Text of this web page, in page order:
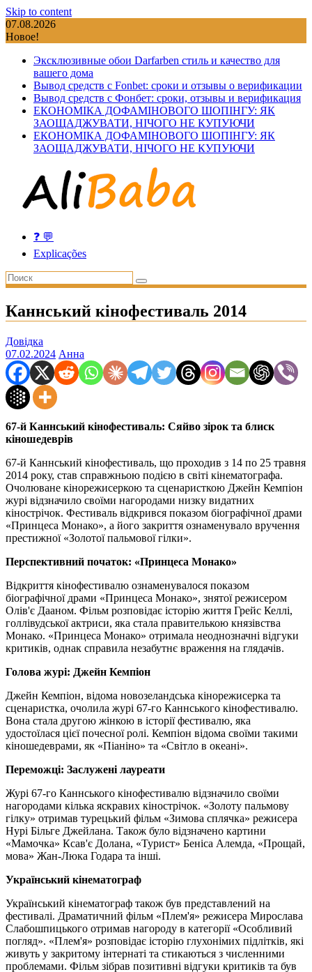
Skip to content
07.08.2026
Новое!
Эксклюзивные обои Darfarben стиль и качество для
вашего дома
Вывод средств с Fonbet: сроки и отзывы о верификации
Вывод средств с Фонбет: сроки, отзывы и верификация
ЕКОНОМІКА ДОФАМІНОВОГО ШОПІНГУ: ЯК
ЗАОЩАДЖУВАТИ, НІЧОГО НЕ КУПУЮЧИ
ЕКОНОМІКА ДОФАМІНОВОГО ШОПІНГУ: ЯК
ЗАОЩАДЖУВАТИ, НІЧОГО НЕ КУПУЮЧИ
❓ 💬
Explicações
Каннський кінофестиваль 2014
Довідка
07.02.2024 Анна
67-й Каннський кінофестиваль: Сяйво зірок та блиск
кіношедеврів
67-й Каннський кінофестиваль, що проходив з 14 по 25 травня
2014 року, став справжньою подією в світі кінематографа.
Очолюване кінорежисеркою та сценаристкою Джейн Кемпіон
журі відзначило своїми нагородами низку видатних
кінострічок. Фестиваль відкрився показом біографічної драми
«Принцеса Монако», а його закриття ознаменувало вручення
престижної «Золотої пальмової гілки».
Перспективний початок: «Принцеса Монако»
Відкриття кінофестивалю ознаменувалося показом
біографічної драми «Принцеса Монако», знятої режисером
Олів'є Дааном. Фільм розповідає історію життя Грейс Келлі,
голлівудської актриси, яка стала правителькою князівства
Монако. «Принцеса Монако» отримала неоднозначні відгуки
критиків, однак справила незабутнє враження на глядачів.
Голова журі: Джейн Кемпіон
Джейн Кемпіон, відома новозеландська кінорежисерка та
сценаристка, очолила журі 67-го Каннського кінофестивалю.
Вона стала другою жінкою в історії фестивалю, яка
удостоїлася цієї почесної ролі. Кемпіон відома своїми такими
кіношедеврами, як «Піаніно» та «Світло в океані».
Переможці: Заслужені лауреати
Журі 67-го Каннського кінофестивалю відзначило своїми
нагородами кілька яскравих кінострічок. «Золоту пальмову
гілку» отримав турецький фільм «Зимова сплячка» режисера
Нурі Більге Джейлана. Також було відзначено картини
«Мамочка» Ксав'є Долана, «Турист» Беніса Алемда, «Прощай,
мова» Жан-Люка Годара та інші.
Український кінематограф
Український кінематограф також був представлений на
фестивалі. Драматичний фільм «Плем'я» режисера Мирослава
Слабошпицького отримав нагороду в категорії «Особливий
погляд». «Плем'я» розповідає історію глухонімих підлітків, які
живуть у закритому інтернаті та стикаються з численними
проблемами. Фільм зібрав позитивні відгуки критиків та був